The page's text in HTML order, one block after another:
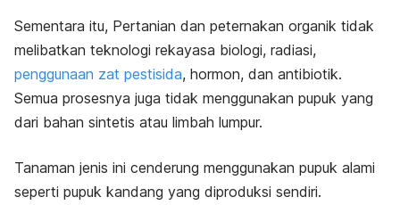
Sementara itu, Pertanian dan peternakan organik tidak
melibatkan teknologi rekayasa biologi, radiasi,
penggunaan zat pestisida, hormon, dan antibiotik.
Semua prosesnya juga tidak menggunakan pupuk yang
dari bahan sintetis atau limbah lumpur.
Tanaman jenis ini cenderung menggunakan pupuk alami
seperti pupuk kandang yang diproduksi sendiri.